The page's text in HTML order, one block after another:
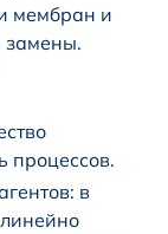
мембран и
замены.
процессов.
в